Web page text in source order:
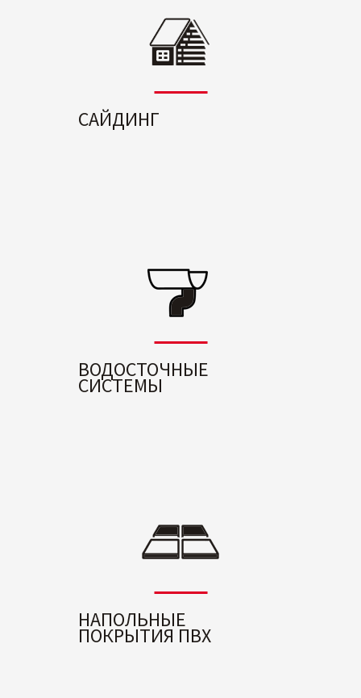
САЙДИНГ
ВОДОСТОЧНЫЕ
СИСТЕМЫ
НАПОЛЬНЫЕ
ПОКРЫТИЯ ПВХ